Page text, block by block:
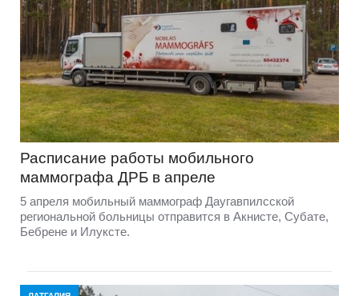
Расписание работы мобильного
маммографа ДРБ в апреле
5 апреля мобильный маммограф Даугавпилсской
региональной больницы отправится в Акнисте, Субате,
Бебрене и Илуксте.